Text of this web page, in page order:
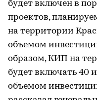
будет включен в
проектов,
на территории
объемом
образом, КИП на
будет включать 40
объемом